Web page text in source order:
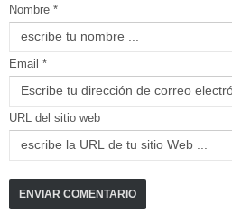
Nombre *
Email *
URL del sitio web